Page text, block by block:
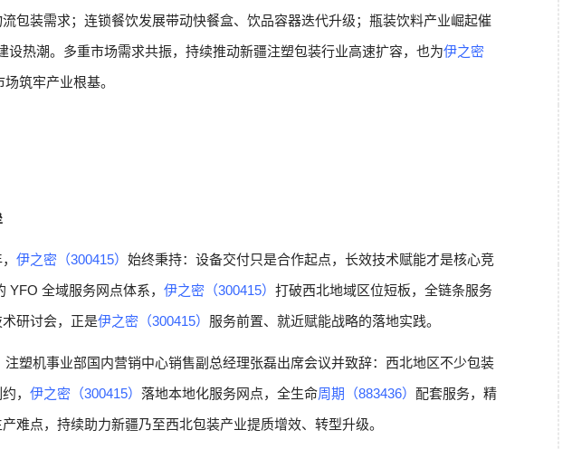
包装需求；连锁餐饮发展带动快餐盒、饮品容器迭代升级；瓶装饮料产业崛起催
设热潮。多重市场需求共振，持续推动新疆注塑包装行业高速扩容，也为伊之密
筑牢产业根基。
伊之密（300415） 始终秉持：设备交付只是合作起点，长效技术赋能才是核心竞
YFO 全域服务网点体系， 伊之密（300415） 打破西北地域区位短板，全链条服务
研讨会，正是伊之密（300415） 服务前置、就近赋能战略的落地实践。
注塑机事业部国内营销中心销售副总经理张磊出席会议并致辞：西北地区不少包装
， 伊之密（300415） 落地本地化服务网点，全生命周期（883436） 配套服务，精
难点，持续助力新疆乃至西北包装产业提质增效、转型升级。